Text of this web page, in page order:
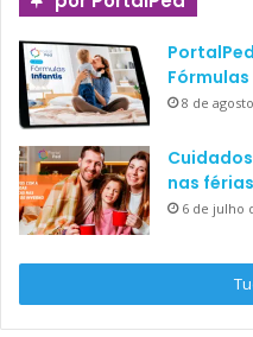
8 de
nas
6 de julho